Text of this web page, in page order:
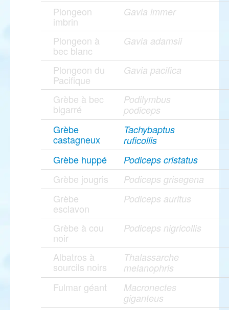
Plongeon
imbrin
Gavia immer
Plongeon à
bec blanc
Gavia adamsii
Plongeon du
Pacifique
Gavia pacifica
Grèbe à bec
bigarré
Podilymbus
podiceps
Grèbe
castagneux
Tachybaptus
ruficollis
Grèbe huppé Podiceps cristatus
Grèbe jougris Podiceps grisegena
Grèbe
esclavon
Podiceps auritus
Grèbe à cou
noir
Podiceps nigricollis
Albatros à
sourcils noirs
Thalassarche
melanophris
Fulmar géant
Macronectes
giganteus